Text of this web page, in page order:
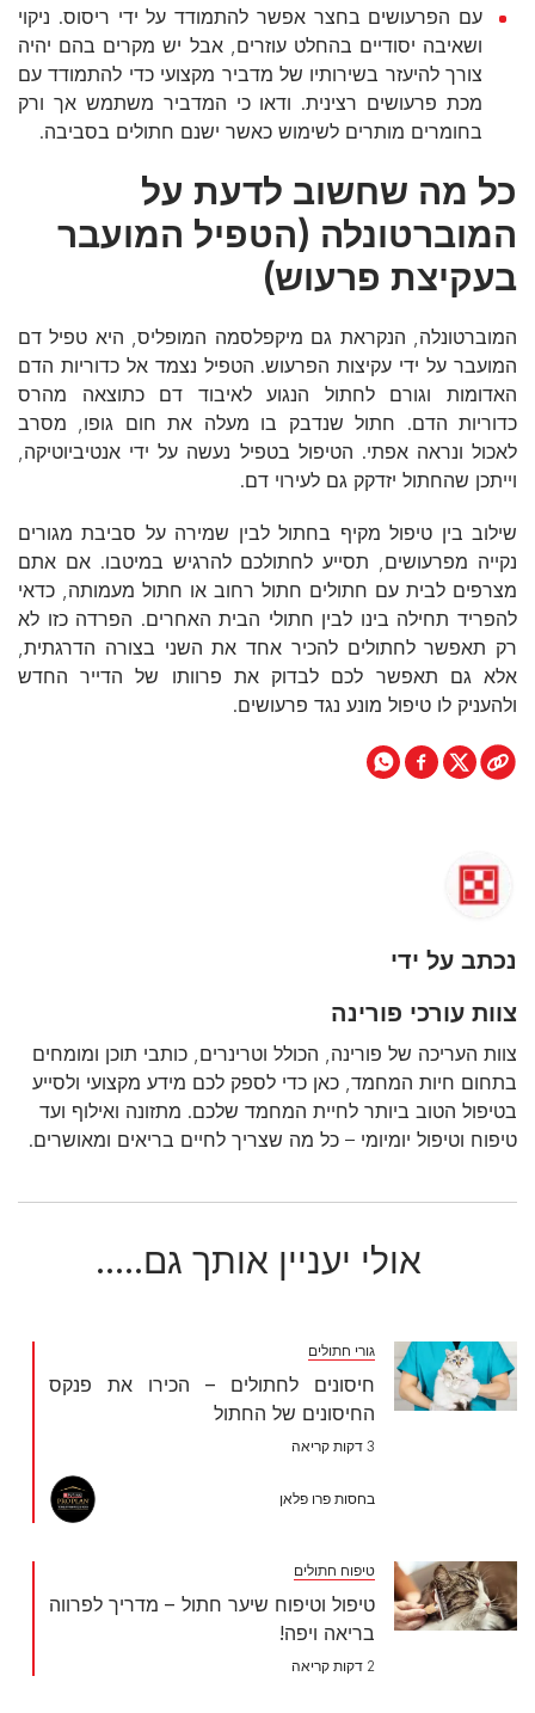
עם הפרעושים בחצר אפשר להתמודד על ידי ריסוס. ניקוי
ושאיבה יסודיים בהחלט עוזרים, אבל יש מקרים בהם יהיה
צורך להיעזר בשירותיו של מדביר מקצועי כדי להתמודד עם
מכת פרעושים רצינית. ודאו כי המדביר משתמש אך ורק
בחומרים מותרים לשימוש כאשר ישנם חתולים בסביבה.
כל מה שחשוב לדעת על
המוברטונלה (הטפיל המועבר
בעקיצת פרעוש)
המוברטונלה, הנקראת גם מיקפלסמה המופליס, היא טפיל דם
המועבר על ידי עקיצות הפרעוש. הטפיל נצמד אל כדוריות הדם
האדומות וגורם לחתול הנגוע לאיבוד דם כתוצאה מהרס
כדוריות הדם. חתול שנדבק בו מעלה את חום גופו, מסרב
לאכול ונראה אפתי. הטיפול בטפיל נעשה על ידי אנטיביוטיקה,
וייתכן שהחתול יזדקק גם לעירוי דם.
שילוב בין טיפול מקיף בחתול לבין שמירה על סביבת מגורים
נקייה מפרעושים, תסייע לחתולכם להרגיש במיטבו. אם אתם
מצרפים לבית עם חתולים חתול רחוב או חתול מעמותה, כדאי
להפריד תחילה בינו לבין חתולי הבית האחרים. הפרדה כזו לא
רק תאפשר לחתולים להכיר אחד את השני בצורה הדרגתית,
אלא גם תאפשר לכם לבדוק את פרוותו של הדייר החדש
ולהעניק לו טיפול מונע נגד פרעושים.
נכתב על ידי
צוות עורכי פורינה
צוות העריכה של פורינה, הכולל וטרינרים, כותבי תוכן ומומחים
בתחום חיות המחמד, כאן כדי לספק לכם מידע מקצועי ולסייע
בטיפול הטוב ביותר לחיית המחמד שלכם. מתזונה ואילוף ועד
טיפוח וטיפול יומיומי – כל מה שצריך לחיים בריאים ומאושרים.
אולי יעניין אותך גם.....
גורי חתולים
חיסונים לחתולים – הכירו את פנקס
החיסונים של החתול
3 דקות קריאה
בחסות פרו פלאן
טיפוח חתולים
טיפול וטיפוח שיער חתול – מדריך לפרווה
בריאה ויפה!
2 דקות קריאה